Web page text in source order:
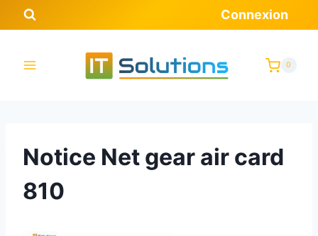
Aller
au
Connexion
0
Notice Net gear air card
810